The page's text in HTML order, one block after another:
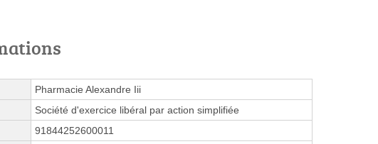
Pharmacie Alexandre Iii
Société d'exercice libéral par action simplifiée
91844252600011